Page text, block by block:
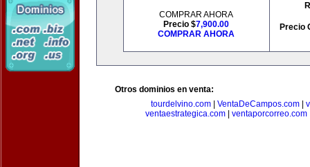
COMPRAR AHORA
Precio $7,900.00
COMPRAR AHORA
Precio
Otros dominios en venta:
tourdelvino.com| VentaDeCampos.com|
ventaestrategica.com| ventaporcorreo.com